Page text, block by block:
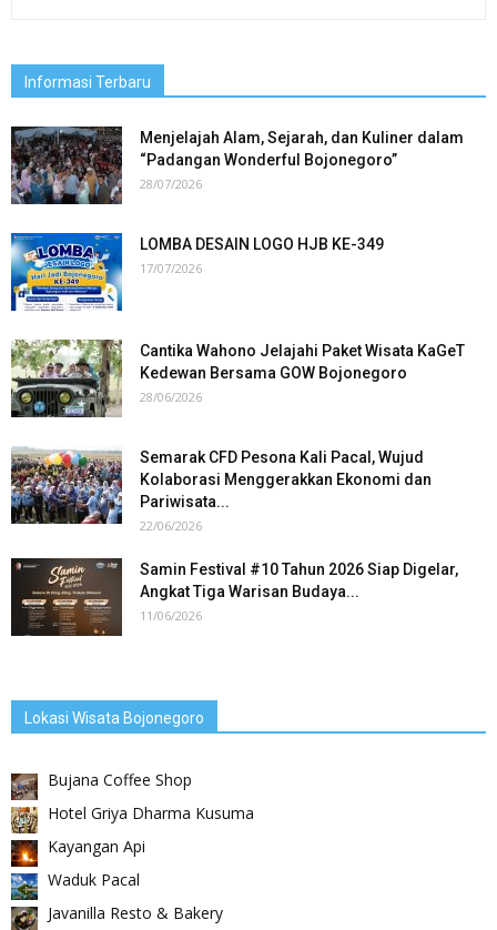
Informasi Terbaru
Menjelajah Alam, Sejarah, dan Kuliner dalam
“Padangan Wonderful Bojonegoro”
28/07/2026
LOMBA DESAIN LOGO HJB KE-349
17/07/2026
Cantika Wahono Jelajahi Paket Wisata KaGeT
Kedewan Bersama GOW Bojonegoro
28/06/2026
Semarak CFD Pesona Kali Pacal, Wujud
Kolaborasi Menggerakkan Ekonomi dan
Pariwisata...
22/06/2026
Samin Festival #10 Tahun 2026 Siap Digelar,
Angkat Tiga Warisan Budaya...
11/06/2026
Lokasi Wisata Bojonegoro
Bujana Coffee Shop
Hotel Griya Dharma Kusuma
Kayangan Api
Waduk Pacal
Javanilla Resto & Bakery